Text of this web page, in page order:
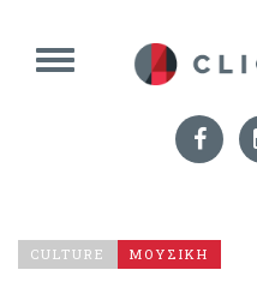
CULTURE ΜΟΥΣΙΚΗ